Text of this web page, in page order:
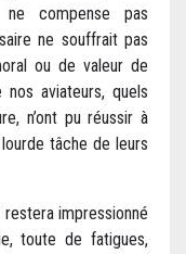
ne compense pas
ne souffrait pas
ou de valeur de
nos aviateurs, quels
n’ont pu réussir à
lourde tâche de leurs
impressionné
toute de fatigues,